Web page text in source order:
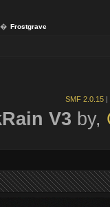
Frostgrave
SMF 2.0.15 |
V3 by,